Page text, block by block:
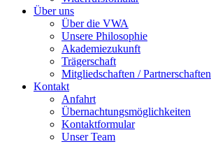
Über uns
Über die VWA
Unsere Philosophie
Akademiezukunft
Trägerschaft
Mitgliedschaften / Partnerschaften
Kontakt
Anfahrt
Übernachtungsmöglichkeiten
Kontaktformular
Unser Team